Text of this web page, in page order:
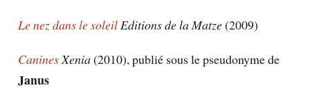
Le nez dans le soleilEditions de la Matze(2009)
CaninesXenia(2010), publié sous le pseudonyme de
Janus